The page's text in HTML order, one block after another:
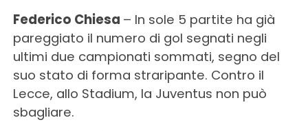
Federico Chiesa – In sole 5 partite ha già
pareggiato il numero di gol segnati negli
ultimi due campionati sommati, segno del
suo stato di forma straripante. Contro il
Lecce, allo Stadium, la Juventus non può
sbagliare.